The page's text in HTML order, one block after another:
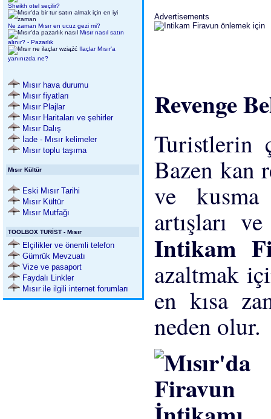
Sheikh otel seçilir?
Ne zaman Mısır en ucuz gezi mi?
Mısır nasıl satın
alınır? - Pazarlık
Ilaçlar Mısır'a
yanınızda ne?
Mısır hava durumu
Mısır fiyatları
Mısır Plajlar
Mısır Haritaları ve şehirler
Mısır Dalış
İade - Mısır kelimeler
Mısır toplu taşıma
Mısır Kültür
Eski Mısır Tarihi
Mısır Kültür
Mısır Mutfağı
TOOLBOX TURİST - Mısır
Elçilikler ve önemli telefon
Gümrük Mevzuatı
Vize ve pasaport
Faydalı Linkler
Mısır ile ilgili internet forumları
Advertisements
Revenge
Turistlerin
Bazen kan
ve kusma
artışları
Intikam
azaltmak
en kısa
neden olur.